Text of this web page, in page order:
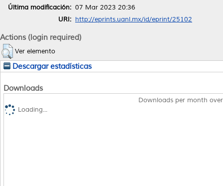
Última modificación: 07 Mar 2023 20:36
URI: http://eprints.uanl.mx/id/eprint/25102
Actions (login required)
Ver elemento
Descargar estadísticas
Downloads
Downloads per month
Loading...